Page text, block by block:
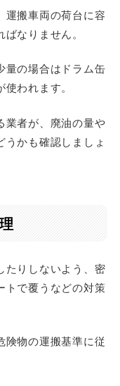
運搬車両の荷台に容
なりません。
量の場合はドラム缶
われます。
業者が、廃油の量や
かも確認しましょ
たりしないよう、密
トで覆うなどの対策
険物の運搬基準に従